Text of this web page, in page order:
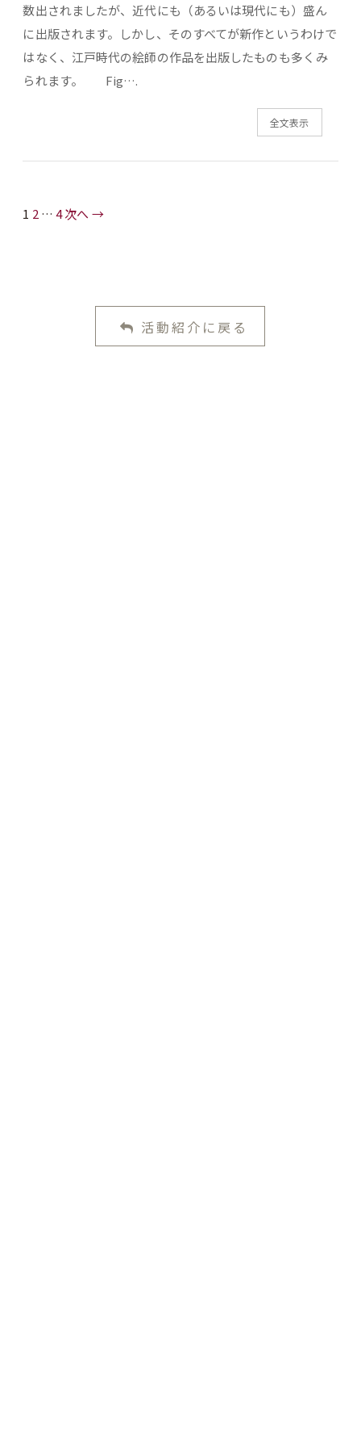
数出されましたが、近代にも（あるいは現代にも）盛ん
に出版されます。しかし、そのすべてが新作というわけで
はなく、江戸時代の絵師の作品を出版したものも多くみ
られます。 Fig….
全文表示
1 2 … 4次へ →
活動紹介に戻る